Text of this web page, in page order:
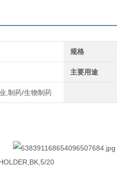
规格
主要用途
,制药/生物制药
20